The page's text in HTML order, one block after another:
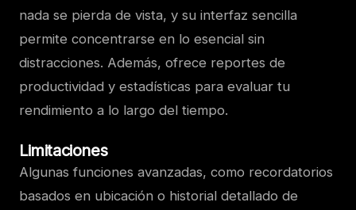
nada se pierda de vista, y su interfaz sencilla
permite concentrarse en lo esencial sin
distracciones. Además, ofrece reportes de
productividad y estadísticas para evaluar tu
rendimiento a lo largo del tiempo.
Limitaciones
Algunas funciones avanzadas, como recordatorios
basados en ubicación o historial detallado de